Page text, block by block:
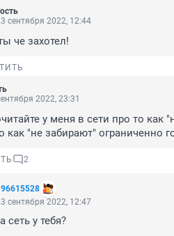
сентября 2022, 12:44
че захотел!
2022, 23:31
у меня в сети про то как
как "не забирают" ограниченно
2
сентября 2022, 12:47
сеть у тебя?